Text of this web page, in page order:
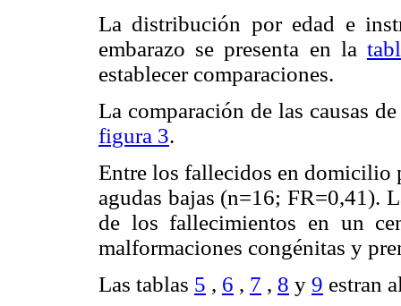
La distribución por edad e
embarazo se presenta en la
establecer comparaciones.
La comparación de las causas
figura 3.
Entre los fallecidos en domicilio
agudas bajas (n=16; FR=0,41).
de los fallecimientos en un
malformaciones congénitas y
Las tablas 5 , 6 , 7 , 8 y 9 estran